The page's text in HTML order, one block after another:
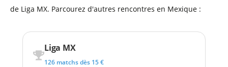
de Liga MX. Parcourez d'autres rencontres en Mexique :
Liga MX
126 matchs dès 15 €